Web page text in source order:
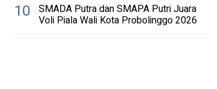
10 SMADA Putra dan SMAPA Putri Juara
Voli Piala Wali Kota Probolinggo 2026